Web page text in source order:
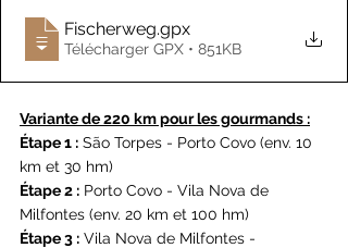
Fischerweg.gpx
Télécharger GPX • 851KB
Variante de 220 km pour les gourmands :
Étape 1 : São Torpes - Porto Covo (env. 10
km et 30 hm)
Étape 2 : Porto Covo - Vila Nova de
Milfontes (env. 20 km et 100 hm)
Étape 3 : Vila Nova de Milfontes -